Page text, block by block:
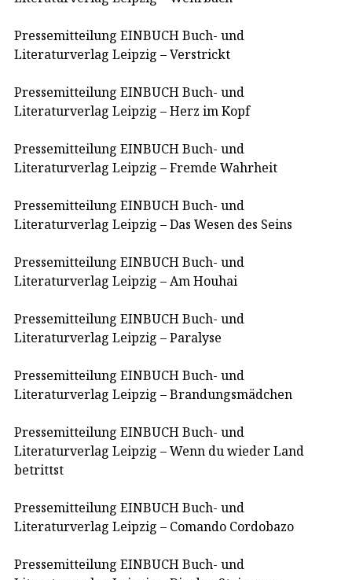
Pressemitteilung EINBUCH Buch- und
Literaturverlag Leipzig – Verstrickt
Pressemitteilung EINBUCH Buch- und
Literaturverlag Leipzig – Herz im Kopf
Pressemitteilung EINBUCH Buch- und
Literaturverlag Leipzig – Fremde Wahrheit
Pressemitteilung EINBUCH Buch- und
Literaturverlag Leipzig – Das Wesen des Seins
Pressemitteilung EINBUCH Buch- und
Literaturverlag Leipzig – Am Houhai
Pressemitteilung EINBUCH Buch- und
Literaturverlag Leipzig – Paralyse
Pressemitteilung EINBUCH Buch- und
Literaturverlag Leipzig – Brandungsmädchen
Pressemitteilung EINBUCH Buch- und
Literaturverlag Leipzig – Wenn du wieder Land
betrittst
Pressemitteilung EINBUCH Buch- und
Literaturverlag Leipzig – Comando Cordobazo
Pressemitteilung EINBUCH Buch- und